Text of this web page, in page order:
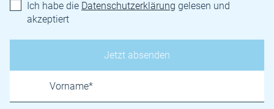
Ich habe die Datenschutzerklärung gelesen und
akzeptiert